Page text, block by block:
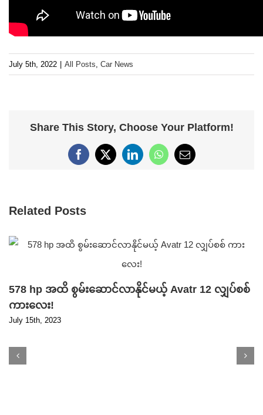
July 5th, 2022 All Posts Car News
Share This Story, Choose Your Platform!
Facebook
X LinkedInWhatsApp
Email
Related Posts
578 hp အထိ စွမ်းဆောင်လာနိုင်မယ့် Avatr 12 လျှပ်စစ်
ကားလေး!
July 15th, 2023